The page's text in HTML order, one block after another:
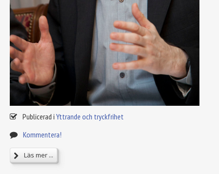
Publicerad i Yttrande och tryckfrihet
Kommentera!
Läs mer ...